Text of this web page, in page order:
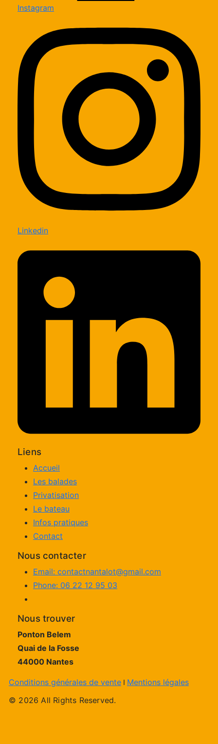
Instagram
Linkedin
Liens
Accueil
Les balades
Privatisation
Le bateau
Infos pratiques
Contact
Nous contacter
Email: contactnantalot@gmail.com
Phone: 06 22 12 95 03
Nous trouver
Ponton Belem
Quai de la Fosse
44000 Nantes
Conditions générales de vente I Mentions légales
© 2026 All Rights Reserved.